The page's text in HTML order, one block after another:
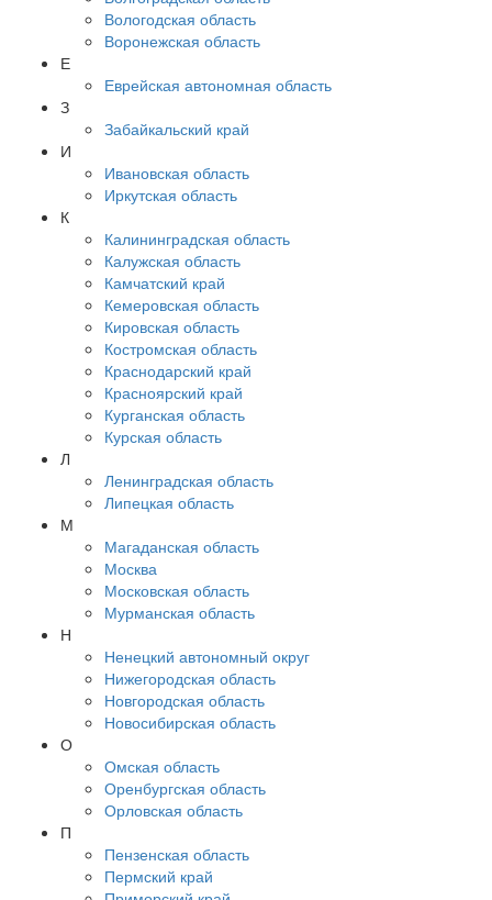
Вологодская область
Воронежская область
Е
Еврейская автономная область
З
Забайкальский край
И
Ивановская область
Иркутская область
К
Калининградская область
Калужская область
Камчатский край
Кемеровская область
Кировская область
Костромская область
Краснодарский край
Красноярский край
Курганская область
Курская область
Л
Ленинградская область
Липецкая область
М
Магаданская область
Москва
Московская область
Мурманская область
Н
Ненецкий автономный округ
Нижегородская область
Новгородская область
Новосибирская область
О
Омская область
Оренбургская область
Орловская область
П
Пензенская область
Пермский край